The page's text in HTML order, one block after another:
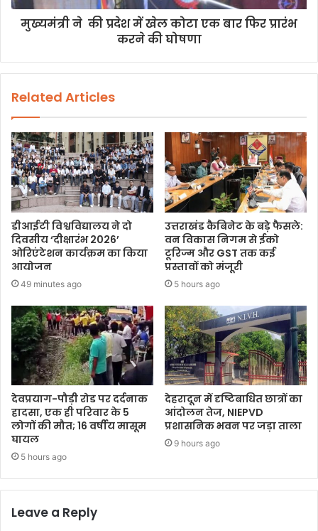
मुख्यमंत्री ने की प्रदेश में खेल कोटा एक बार फिर प्रारंभ
करने की घोषणा
Related Articles
डीआईटी विश्वविद्यालय ने दो
दिवसीय ‘दीक्षारंभ 2026’
ओरिएंटेशन कार्यक्रम का किया
आयोजन
49 minutes ago
उत्तराखंड कैबिनेट के बड़े फैसले:
वन विकास निगम से ईको
टूरिज्म और GST तक कई
प्रस्तावों को मंजूरी
5 hours ago
देवप्रयाग-पौड़ी रोड पर दर्दनाक
हादसा, एक ही परिवार के 5
लोगों की मौत; 16 वर्षीय मासूम
घायल
5 hours ago
देहरादून में दृष्टिबाधित छात्रों का
आंदोलन तेज, NIEPVD
प्रशासनिक भवन पर जड़ा ताला
9 hours ago
Leave a Reply